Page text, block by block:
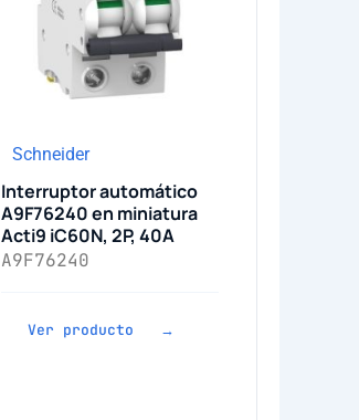
Schneider
Interruptor automático
A9F76240 en miniatura
Acti9 iC60N, 2P, 40A
A9F76240
Ver producto →